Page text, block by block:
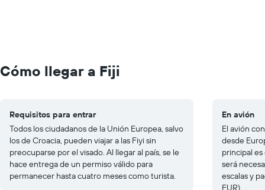
Cómo llegar a Fiji
Requisitos para entrar
Todos los ciudadanos de la Unión Europea, salvo
los de Croacia, pueden viajar a las Fiyi sin
preocuparse por el visado. Al llegar al país, se le
hace entrega de un permiso válido para
permanecer hasta cuatro meses como turista.
En avión
El avión
desde
principal es
será
escalas y
EUR).